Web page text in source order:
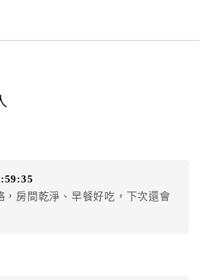
訂單。
限原訂飯店）
差額。（限原訂飯店）
益(保留住房)
起算日）
，房間乾淨、早餐好吃，下次還會